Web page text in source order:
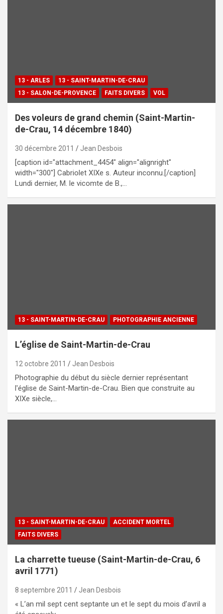
13 - ARLES
13 - SAINT-MARTIN-DE-CRAU
13 - SALON-DE-PROVENCE
FAITS DIVERS VOL
Des voleurs de grand chemin (Saint-Martin-
de-Crau, 14 décembre 1840)
30 décembre 2011 Jean Desbois
[caption id="attachment_4454" align="alignright"
width="300"] Cabriolet XIXe s. Auteur inconnu.[/caption]
Lundi dernier, M. le vicomte de B.,…
13 - SAINT-MARTIN-DE-CRAU PHOTOGRAPHIE ANCIENNE
L’église de Saint-Martin-de-Crau
12 octobre 2011 Jean Desbois
Photographie du début du siècle dernier représentant
l'église de Saint-Martin-de-Crau. Bien que construite au
XIXe siècle,…
13 - SAINT-MARTIN-DE-CRAU
ACCIDENT MORTEL
FAITS DIVERS
La charrette tueuse (Saint-Martin-de-Crau, 6
avril 1771)
8 septembre 2011 Jean Desbois
« L’an mil sept cent septante un et le sept du mois d’avril a